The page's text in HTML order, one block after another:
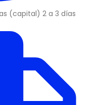
(capital) 2 a 3 días